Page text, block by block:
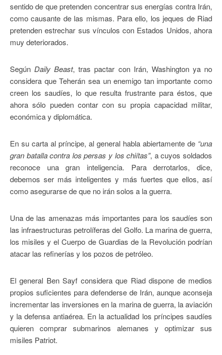
sentido de que pretenden concentrar sus energías contra Irán,
como causante de las mismas. Para ello, los jeques de Riad
pretenden estrechar sus vínculos con Estados Unidos, ahora
muy deteriorados.
Según Daily Beast, tras pactar con Irán, Washington ya no
considera que Teherán sea un enemigo tan importante como
creen los saudíes, lo que resulta frustrante para éstos, que
ahora sólo pueden contar con su propia capacidad militar,
económica y diplomática.
En su carta al príncipe, al general habla abiertamente de “una
gran batalla contra los persas y los chiítas”, a cuyos soldados
reconoce una gran inteligencia. Para derrotarlos, dice,
debemos ser más inteligentes y más fuertes que ellos, así
como asegurarse de que no irán solos a la guerra.
Una de las amenazas más importantes para los saudíes son
las infraestructuras petrolíferas del Golfo. La marina de guerra,
los misiles y el Cuerpo de Guardias de la Revolución podrían
atacar las refinerías y los pozos de petróleo.
El general Ben Sayf considera que Riad dispone de medios
propios suficientes para defenderse de Irán, aunque aconseja
incrementar las inversiones en la marina de guerra, la aviación
y la defensa antiaérea. En la actualidad los príncipes saudíes
quieren comprar submarinos alemanes y optimizar sus
misiles Patriot.